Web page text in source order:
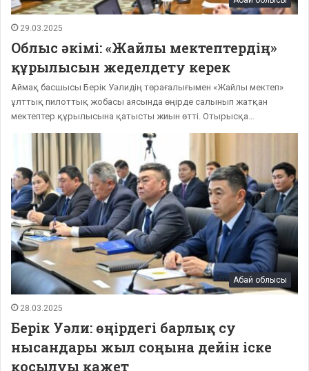
29.03.2025
Облыс әкімі: «Жайлы мектептердің»
құрылысын жеделдету керек
Аймақ басшысы Берік Уәлидің төрағалығымен «Жайлы мектеп»
ұлттық пилоттық жобасы аясында өңірде салынып жатқан
мектептер құрылысына қатысты жиын өтті. Отырысқа…
Абай облысы
28.03.2025
Берік Уәли: өңірдегі барлық су
нысандары жыл соңына дейін іске
қосылуы қажет